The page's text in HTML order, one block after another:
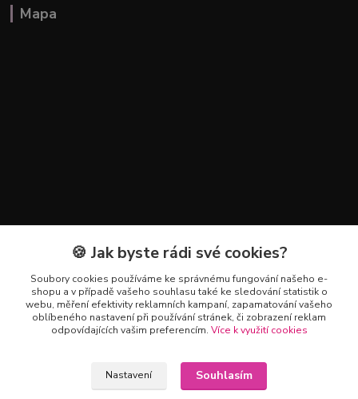
Mapa
Kontakty
+420 602 223 614
info@zahradnictvipetro.cz
🍪 Jak byste rádi své cookies?
Soubory cookies používáme ke správnému fungování našeho e-
shopu a v případě vašeho souhlasu také ke sledování statistik o
webu, měření efektivity reklamních kampaní, zapamatování vašeho
oblíbeného nastavení při používání stránek, či zobrazení reklam
odpovídajících vašim preferencím. Více k využití cookies
Nastavení Souhlasím